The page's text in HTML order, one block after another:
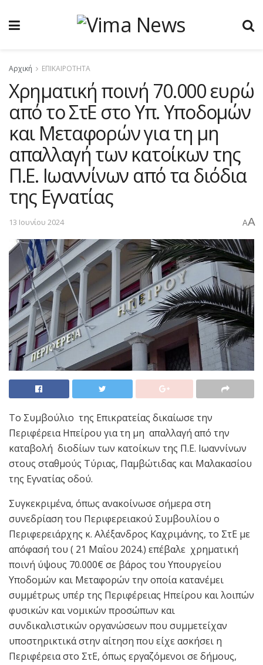
Αρχική ΕΠΙΚΑΙΡΟΤΗΤΑ
Χρηματική ποινή 70.000 ευρώ
από το ΣτΕ στο Υπ. Υποδομών
και Μεταφορών για τη μη
απαλλαγή των κατοίκων της
Π.Ε. Ιωαννίνων από τα διόδια
της Εγνατίας
13 Ιουνίου 2024 AA
Το Συμβούλιο της Επικρατείας δικαίωσε την
Περιφέρεια Ηπείρου για τη μη απαλλαγή από την
καταβολή διοδίων των κατοίκων της Π.Ε. Ιωαννίνων
στους σταθμούς Τύριας, Παμβώτιδας και Μαλακασίου
της Εγνατίας οδού.
Συγκεκριμένα, όπως ανακοίνωσε σήμερα στη
συνεδρίαση του Περιφερειακού Συμβουλίου ο
Περιφερειάρχης κ. Αλέξανδρος Καχριμάνης, το ΣτΕ με
απόφασή του ( 21 Μαΐου 2024.) επέβαλε χρηματική
ποινή ύψους 70.000€ σε βάρος του Υπουργείου
Υποδομών και Μεταφορών την οποία κατανέμει
συμμέτρως υπέρ της Περιφέρειας Ηπείρου και λοιπών
φυσικών και νομικών προσώπων και
συνδικαλιστικών οργανώσεων που συμμετείχαν
υποστηρικτικά στην αίτηση που είχε ασκήσει η
Περιφέρεια στο ΣτΕ, όπως εργαζόμενοι σε δήμους,